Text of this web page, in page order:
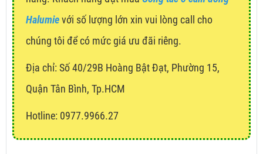
Halumievới số lượng lớn xin vui lòng call cho
chúng tôi để có mức giá ưu đãi riêng.
Địa chỉ: Số 40/29B Hoàng Bật Đạt, Phường 15,
Quận Tân Bình, Tp.HCM
Hotline: 0977.9966.27